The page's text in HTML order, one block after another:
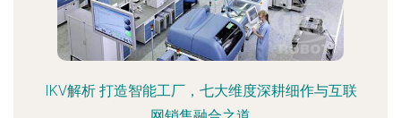
IKV解析 打造智能工厂，七大维度深耕细作与互联